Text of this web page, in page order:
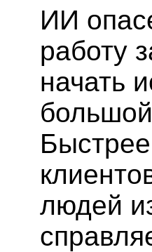
ИИ
работу
начать
людей